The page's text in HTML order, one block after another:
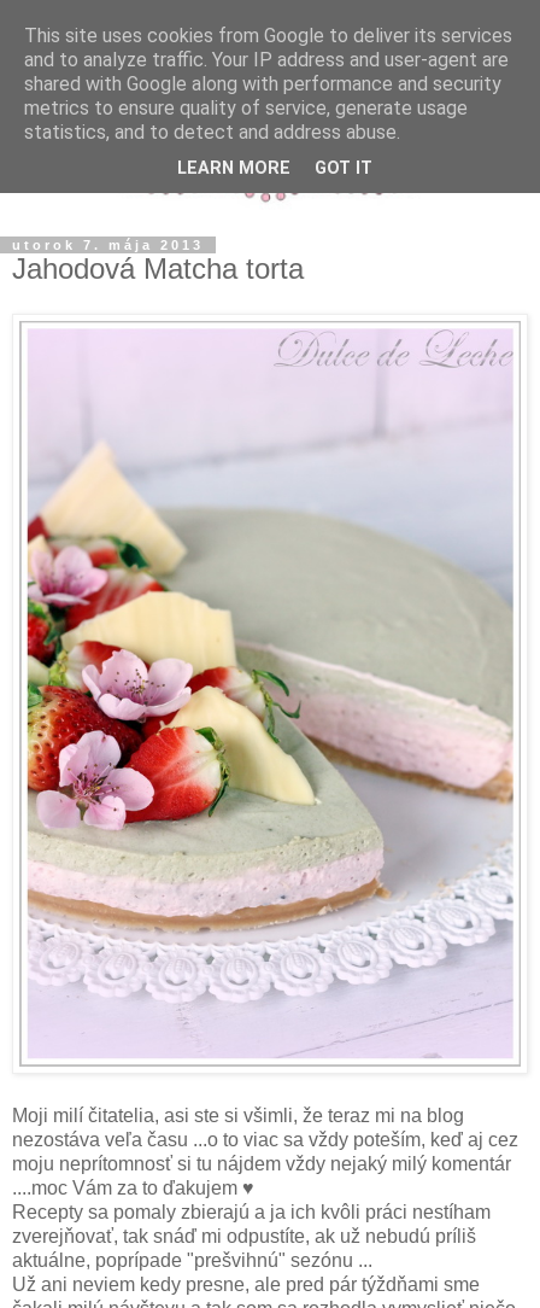
utorok 7. mája 2013
Jahodová Matcha torta
Moji milí čitatelia, asi ste si všimli, že teraz mi na blog
nezostáva veľa času ...o to viac sa vždy poteším, keď aj cez
moju neprítomnosť si tu nájdem vždy nejaký milý komentár
....moc Vám za to ďakujem ♥
Recepty sa pomaly zbierajú a ja ich kvôli práci nestíham
zverejňovať, tak snáď mi odpustíte, ak už nebudú príliš
aktuálne, poprípade "prešvihnú" sezónu ...
Už ani neviem kedy presne, ale pred pár týždňami sme
This site uses cookies from Google to deliver its services
and to analyze traffic. Your IP address and user-agent are
shared with Google along with performance and security
metrics to ensure quality of service, generate usage
statistics, and to detect and address abuse.
LEARN MORE GOT IT